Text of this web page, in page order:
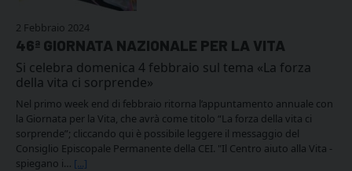
2 Febbraio 2024
46ª GIORNATA NAZIONALE PER LA VITA
Si celebra domenica 4 febbraio sul tema «La forza
della vita ci sorprende»
Nel primo week end di febbraio ritorna l’appuntamento annuale con
la Giornata per la Vita, che avrà come titolo “La forza della vita ci
sorprende”; cliccando qui è possibile leggere il messaggio del
Consiglio Episcopale Permanente della CEI. "Il Centro aiuto alla Vita -
spiegano i… [...]